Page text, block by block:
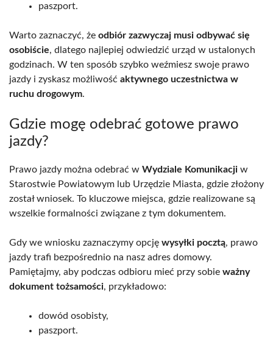
paszport.
Warto zaznaczyć, że odbiór zazwyczaj musi odbywać się
osobiście, dlatego najlepiej odwiedzić urząd w ustalonych
godzinach. W ten sposób szybko weźmiesz swoje prawo
jazdy i zyskasz możliwość aktywnego uczestnictwa w
ruchu drogowym.
Gdzie mogę odebrać gotowe prawo
jazdy?
Prawo jazdy można odebrać w Wydziale Komunikacji w
Starostwie Powiatowym lub Urzędzie Miasta, gdzie złożony
został wniosek. To kluczowe miejsca, gdzie realizowane są
wszelkie formalności związane z tym dokumentem.
Gdy we wniosku zaznaczymy opcję wysyłki pocztą, prawo
jazdy trafi bezpośrednio na nasz adres domowy.
Pamiętajmy, aby podczas odbioru mieć przy sobie ważny
dokument tożsamości, przykładowo:
dowód osobisty,
paszport.